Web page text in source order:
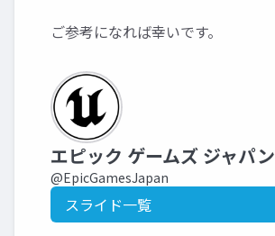
ご参考になれば幸いです。
エピック ゲームズ ジャパン
@EpicGamesJapan
スライド一覧